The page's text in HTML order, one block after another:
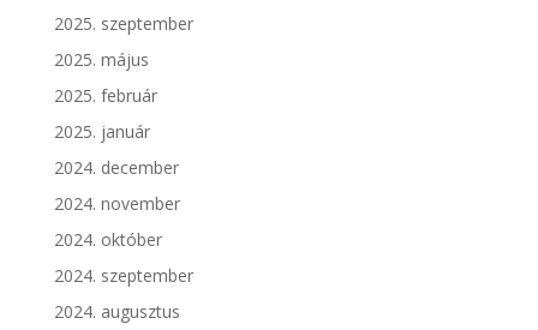
2025. szeptember
2025. május
2025. február
2025. január
2024. december
2024. november
2024. október
2024. szeptember
2024. augusztus